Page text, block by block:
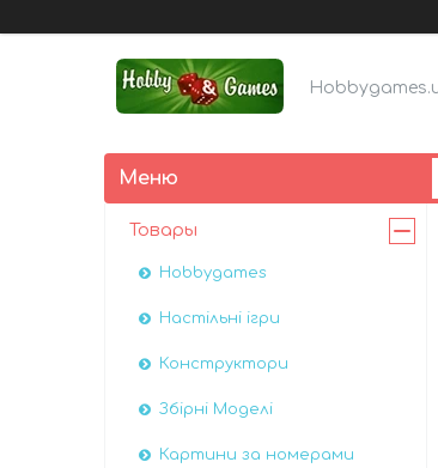
Товары
Hobbygames
Настільні ігри
Конструктори
Збірні Моделі
Картини за номерами